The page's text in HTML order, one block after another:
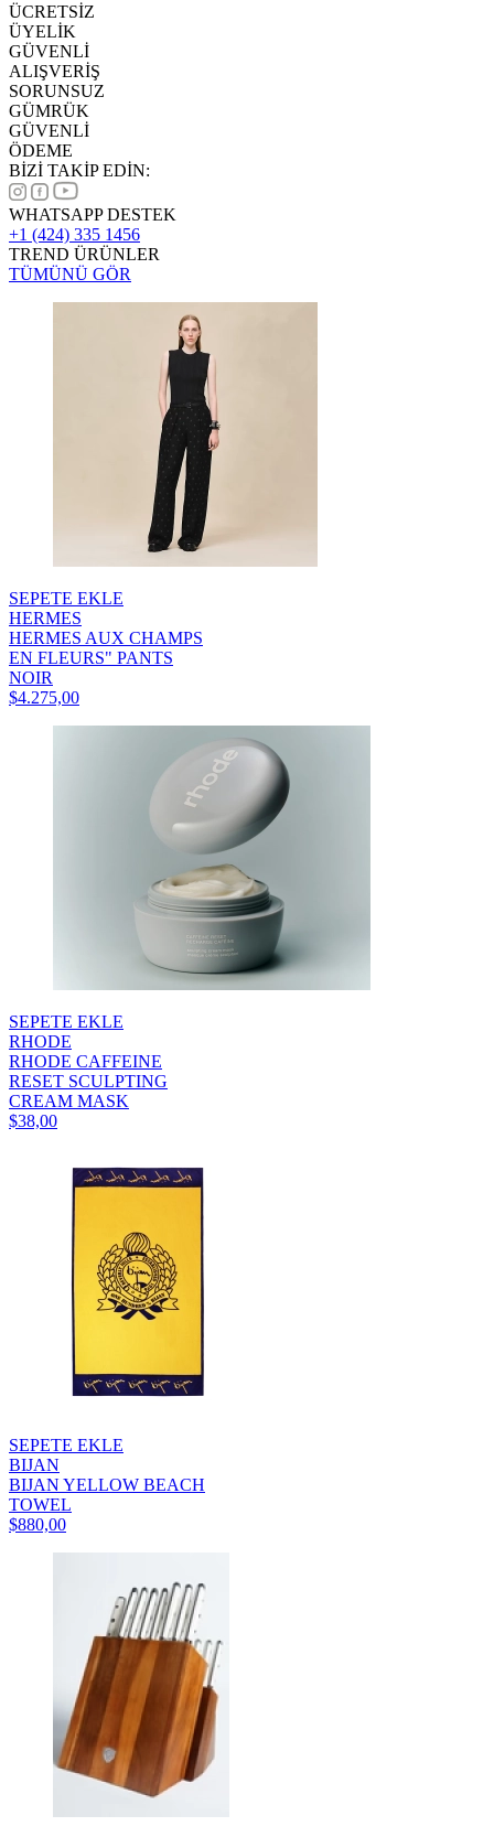
ÜCRETSİZ
ÜYELİK
GÜVENLİ
ALIŞVERİŞ
SORUNSUZ
GÜMRÜK
GÜVENLİ
ÖDEME
BİZİ TAKİP EDİN:
WHATSAPP DESTEK
+1 (424) 335 1456
TREND ÜRÜNLER
TÜMÜNÜ GÖR
SEPETE EKLE
HERMES
HERMES AUX CHAMPS
EN FLEURS" PANTS
NOIR
$4.275,00
SEPETE EKLE
RHODE
RHODE CAFFEINE
RESET SCULPTING
CREAM MASK
$38,00
SEPETE EKLE
BIJAN
BIJAN YELLOW BEACH
TOWEL
$880,00